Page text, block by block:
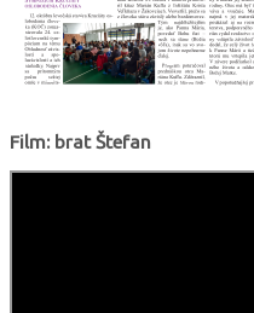
Film: brat Štefan